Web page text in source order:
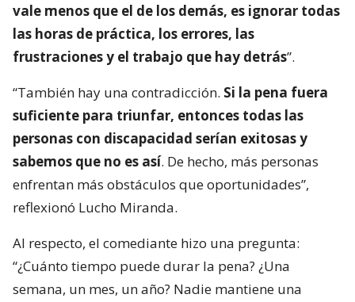
vale menos que el de los demás, es ignorar todas
las horas de práctica, los errores, las
frustraciones y el trabajo que hay detrás”.
“También hay una contradicción. Si la pena fuera
suficiente para triunfar, entonces todas las
personas con discapacidad serían exitosas y
sabemos que no es así. De hecho, más personas
enfrentan más obstáculos que oportunidades”,
reflexionó Lucho Miranda.
Al respecto, el comediante hizo una pregunta:
“¿Cuánto tiempo puede durar la pena? ¿Una
semana, un mes, un año? Nadie mantiene una